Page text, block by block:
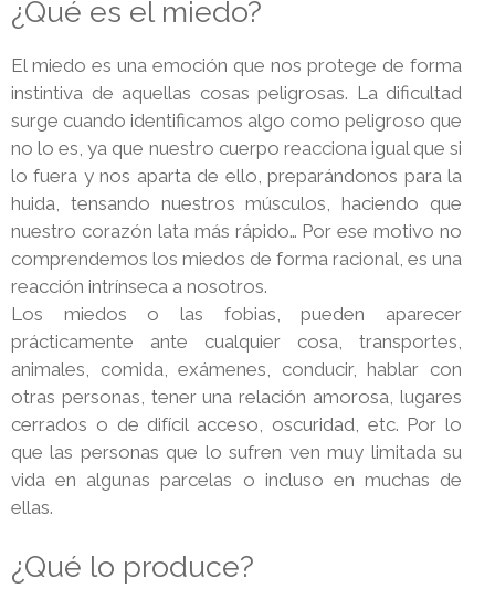
¿Qué es el miedo?
El miedo es una emoción que nos protege de forma
instintiva de aquellas cosas peligrosas. La dificultad
surge cuando identificamos algo como peligroso que
no lo es, ya que nuestro cuerpo reacciona igual que si
lo fuera y nos aparta de ello, preparándonos para la
huida, tensando nuestros músculos, haciendo que
nuestro corazón lata más rápido… Por ese motivo no
comprendemos los miedos de forma racional, es una
reacción intrínseca a nosotros.
Los miedos o las fobias, pueden aparecer
prácticamente ante cualquier cosa, transportes,
animales, comida, exámenes, conducir, hablar con
otras personas, tener una relación amorosa, lugares
cerrados o de difícil acceso, oscuridad, etc. Por lo
que las personas que lo sufren ven muy limitada su
vida en algunas parcelas o incluso en muchas de
ellas.
¿Qué lo produce?